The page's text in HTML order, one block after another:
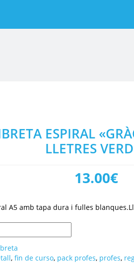
ESPIRAL
LLETRES
13.00€
A5 amb tapa dura i fulles
,fin de curso, pack profes, profes,